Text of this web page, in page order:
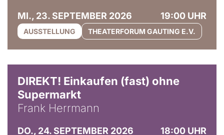
MI., 23. SEPTEMBER 2026 19:00 UHR
AUSSTELLUNG THEATERFORUM GAUTING E.V.
DIREKT! Einkaufen (fast) ohne
Supermarkt
Frank Herrmann
DO., 24. SEPTEMBER 2026 18:00 UHR